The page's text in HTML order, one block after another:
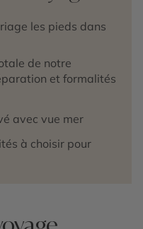
les pieds dans
de notre
et formalités
avec vue mer
à choisir pour